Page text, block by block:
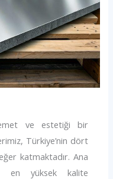
ve estetiği bir
Türkiye’nin dört
katmaktadır. Ana
en yüksek kalite